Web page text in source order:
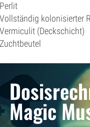
Perlit
Vollständig kolonisierter
Vermiculit (Deckschicht)
Zuchtbeutel
Magic